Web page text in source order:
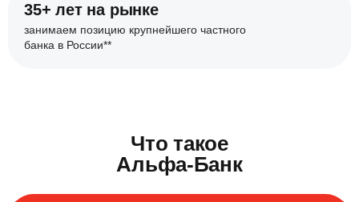
35+ лет на рынке
занимаем позицию крупнейшего частного
банка в России**
Что такое
Альфа-Банк